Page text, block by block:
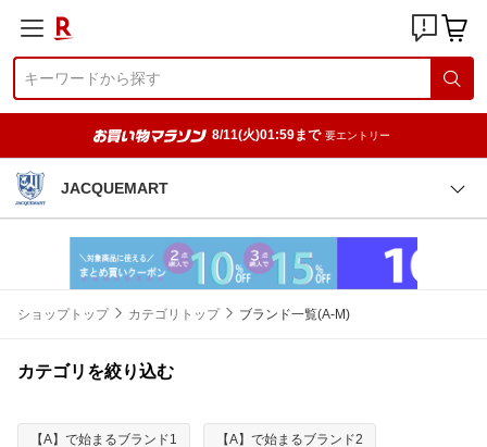
8/11(火)01:59まで 要エントリー
JACQUEMART
ショップトップ カテゴリトップ ブランド一覧(A-M)
カテゴリを絞り込む
【A】で始まるブランド1 【A】で始まるブランド2